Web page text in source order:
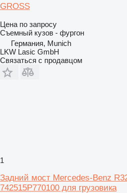
GROSS
Цена по запросу
Съемный кузов - фургон
Германия, Munich
LKW Lasic GmbH
Связаться с продавцом
1
Задний мост Mercedes-Benz
742515P770100 для грузовика